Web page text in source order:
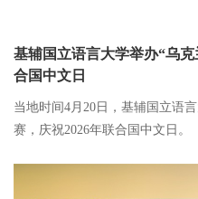
基辅国立语言大学举办“乌
合国中文日
当地时间4月20日，基辅国立语
赛，庆祝2026年联合国中文日。